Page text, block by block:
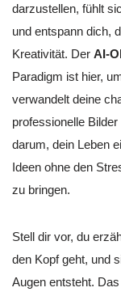
darzustellen, fühlt
und entspann dich,
Kreativität. Der AI-
Paradigm ist hier,
verwandelt deine
professionelle
darum, dein Leben
Ideen ohne den
zu bringen.
Stell dir vor, du
den Kopf geht, und
Augen entsteht.